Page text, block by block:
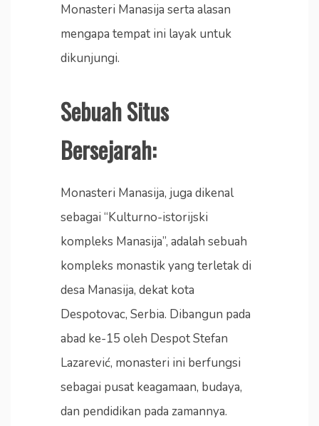
Monasteri Manasija serta alasan
mengapa tempat ini layak untuk
dikunjungi.
Sebuah Situs
Bersejarah:
Monasteri Manasija, juga dikenal
sebagai “Kulturno-istorijski
kompleks Manasija”, adalah sebuah
kompleks monastik yang terletak di
desa Manasija, dekat kota
Despotovac, Serbia. Dibangun pada
abad ke-15 oleh Despot Stefan
Lazarević, monasteri ini berfungsi
sebagai pusat keagamaan, budaya,
dan pendidikan pada zamannya.